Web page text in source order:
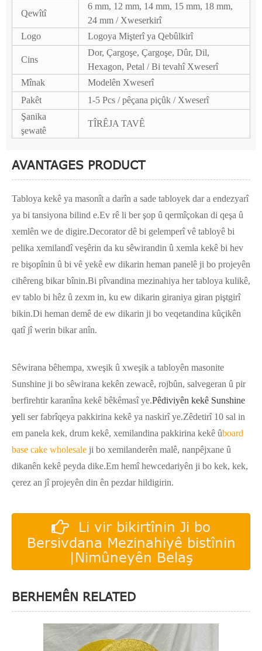
Qewîtî
6 mm, 12 mm, 14 mm, 15 mm, 18 mm,
24 mm / Xweserkirî
Logo
Logoya Mişterî ya Qebûlkirî
Cins
Dor, Çargoşe, Çargoşe, Dûr, Dil,
Hexagon, Petal / Bi tevahî Xweserî
Mînak
Modelên Xweserî
Pakêt
1-5 Pcs / pêçana piçûk / Xweserî
Şanika
şewatê
TÎRÊJA TAVÊ
AVANTAGES PRODUCT
Tabloya kekê ya masonît a darîn a sade tabloyek dar a endezyarî
ya bi tansiyona bilind e.Ev rê li ber şop û qermîçokan di qeşa û
xemlên we de digire.Decorator dê bi gelemperî vê tabloyê bi
pelika xemilandî veşêrin da ku sêwirandin û xemla kekê bi hev
re bişopînin û bi vê yekê ew dikarin heman panelê ji bo projeyên
cihêreng bikar bînin.Bi pîvandina mezinahiya her tabloya kulikê,
ev tablo bi hêz û zexm in, ku ew dikarin giraniya giran piştgirî
bikin.Di heman demê de ew dikarin ji bo veqetandina kûçikên
qatî jî werin bikar anîn.
Sêwirana bêhempa, xweşik û xweşik a tabloyên masonite
Sunshine ji bo sêwirana kekên zewacê, rojbûn, salvegeran û pir
berfirehtir karanîna kekê bêkêmasî ye.Pêdiviyên kekê Sunshine
yeli ser fabrîqeya pakkirina kekê ya naskirî ye.Zêdetirî 10 sal in
em panela kek, drum kekê, xemilandina pakkirina kekê ûboard
base cake wholesale ji bo xemilanderên malê, nanpêjxane û
dikanên kekê peyda dike.Em hemî hewcedariyên ji bo kek, kek,
çerez an jî projeyên din ên pezdar hildigirin.
Li vir bikirtînin Ji bo
Bersivdana Mezinahiyê bistînin
|Nimûneyên Belaş
BERHEMÊN RELATED